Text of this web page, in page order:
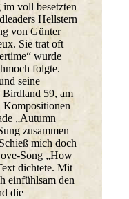
voll besetzten
Hellstern
von Günter
Sie trat oft
wurde
folgte.
seine
Birdland 59, am
Kompositionen
„Autumn
zusammen
mich doch
Song „How
dichtete. Mit
einfühlsam den
die